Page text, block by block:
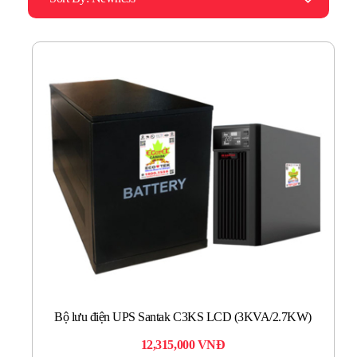
Bộ lưu điện UPS Santak C3KS LCD (3KVA/2.7KW)
12,315,000VNĐ